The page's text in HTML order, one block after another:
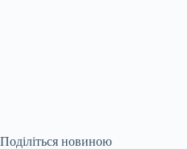
Поділіться новиною